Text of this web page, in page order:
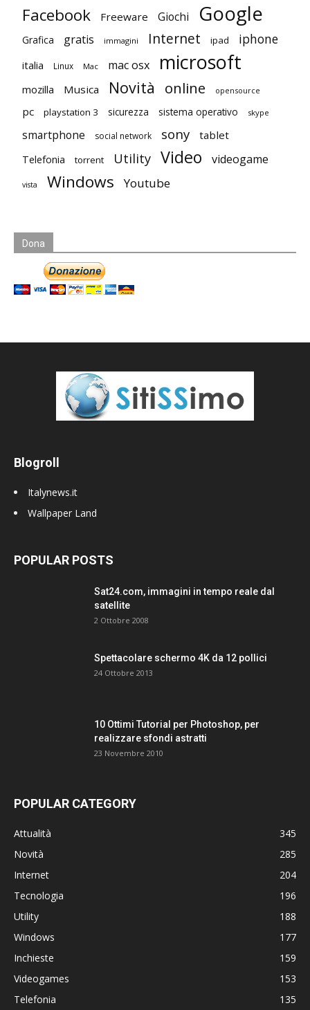
Facebook Freeware Giochi Google
Grafica gratis immagini Internet ipad iphone
italia Linux Mac mac osx microsoft
mozilla Musica Novità online opensource
pc playstation 3 sicurezza sistema operativo skype
smartphone social network sony tablet
Telefonia torrent Utility Video videogame
vista Windows Youtube
Dona
Blogroll
Italynews.it
Wallpaper Land
POPULAR POSTS
Sat24.com, immagini in tempo reale dal
satellite
2 Ottobre 2008
Spettacolare schermo 4K da 12 pollici
24 Ottobre 2013
10 Ottimi Tutorial per Photoshop, per
realizzare sfondi astratti
23 Novembre 2010
POPULAR CATEGORY
Attualità
345
Novità
285
Internet
204
Tecnologia
196
Utility
188
Windows
177
Inchieste
159
Videogames
153
Telefonia
135